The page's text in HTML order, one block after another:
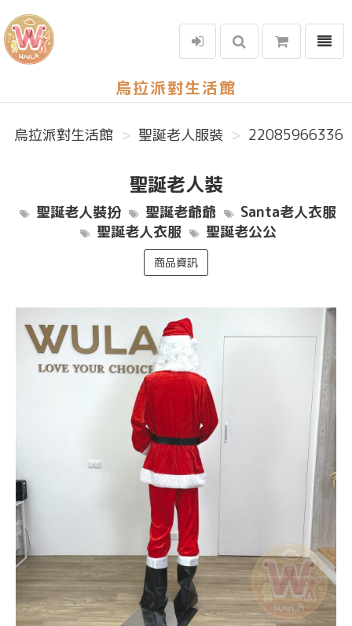
烏拉派對生活館
選單
烏拉派對生活館 聖誕老人服裝 22085966336
聖誕老人裝
聖誕老人裝扮 聖誕老爺爺
Santa老人衣服
聖誕老人衣服
聖誕老公公
商品資訊